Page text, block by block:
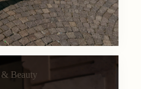
Beauty